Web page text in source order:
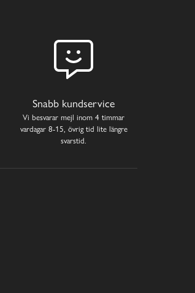
Snabb kundservice
Vi besvarar mejl inom 4 timmar
vardagar 8-15, övrig tid lite längre
svarstid.